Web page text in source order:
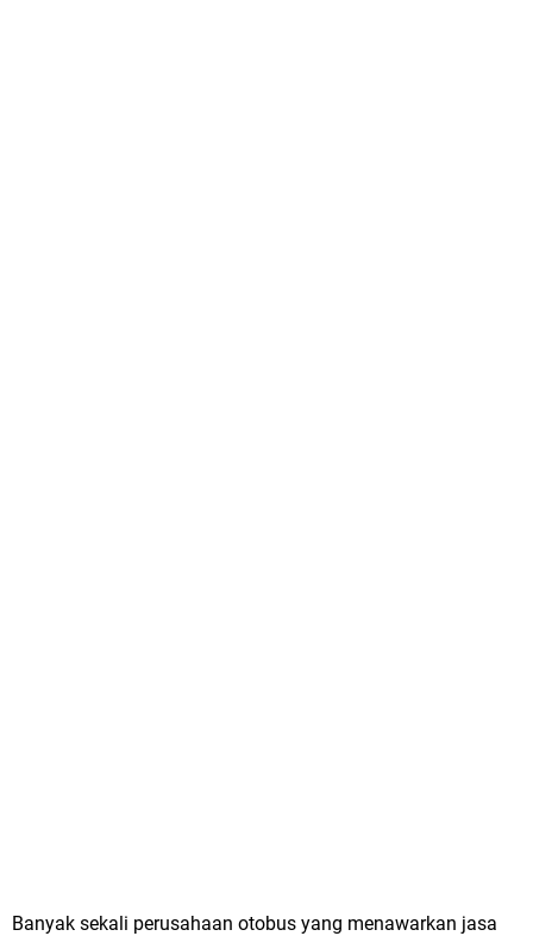
Banyak sekali perusahaan otobus yang menawarkan jasa